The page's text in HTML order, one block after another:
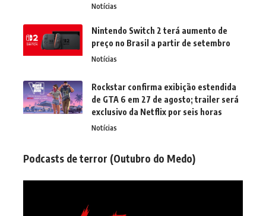
Notícias
Nintendo Switch 2 terá aumento de
preço no Brasil a partir de setembro
Notícias
Rockstar confirma exibição estendida
de GTA 6 em 27 de agosto; trailer será
exclusivo da Netflix por seis horas
Notícias
Podcasts de terror (Outubro do Medo)